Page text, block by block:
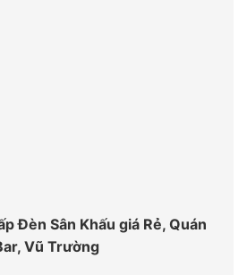
Đèn Sân Khấu giá Rẻ, Quán
Vũ Trường